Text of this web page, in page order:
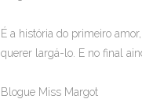
É a história do primeiro
querer largá-lo. E no final
Blogue Miss Margot